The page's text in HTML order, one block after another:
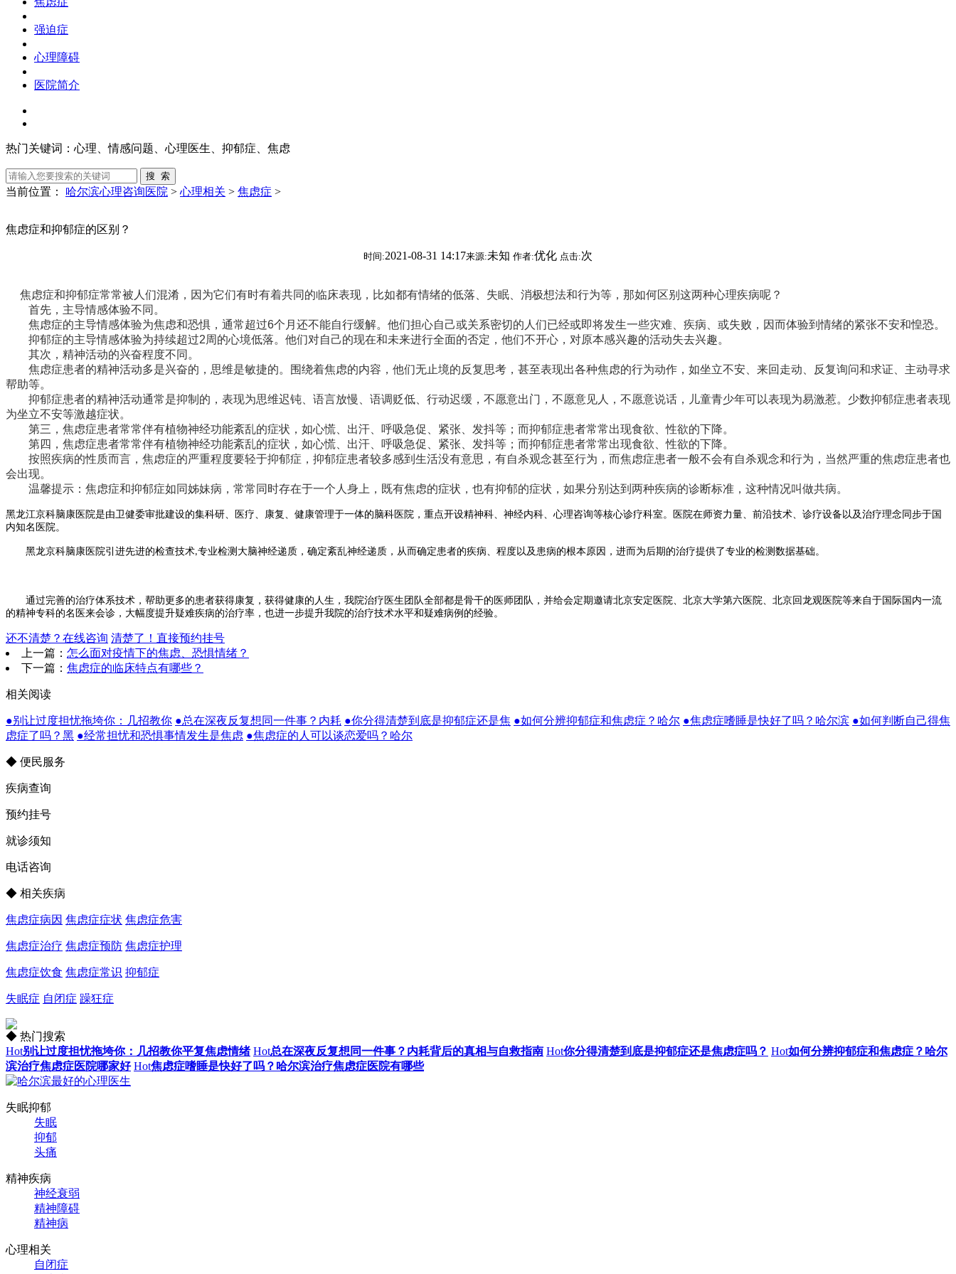
强迫症
心理障碍
医院简介
热门关键词： 心理、情感问题、心理医生、抑郁症、焦虑
当前位置： 哈尔滨心理咨询医院 > 心理相关 > 焦虑症 >
焦虑症和抑郁症的区别？
时间:2021-08-31 14:17来源:未知 作者:优化 点击:次
焦虑症和抑郁症常常被人们混淆，因为它们有时有着共同的临床表现，比如都有情绪的低落、失眠、消极想法和行为等，那如何区别这两种心理疾病呢？
首先，主导情感体验不同。
焦虑症的主导情感体验为焦虑和恐惧，通常超过6个月还不能自行缓解。他们担心自己或关系密切的人们已经或即将发生一些灾难、疾病、或失败，因而体验到情绪的紧张不安和惶恐。
抑郁症的主导情感体验为持续超过2周的心境低落。他们对自己的现在和未来进行全面的否定，他们不开心，对原本感兴趣的活动失去兴趣。
其次，精神活动的兴奋程度不同。
焦虑症患者的精神活动多是兴奋的，思维是敏捷的。围绕着焦虑的内容，他们无止境的反复思考，甚至表现出各种焦虑的行为动作，如坐立不安、来回走动、反复询问和求证、主动寻求
帮助等。
抑郁症患者的精神活动通常是抑制的，表现为思维迟钝、语言放慢、语调贬低、行动迟缓，不愿意出门，不愿意见人，不愿意说话，儿童青少年可以表现为易激惹。少数抑郁症患者表现
为坐立不安等激越症状。
第三，焦虑症患者常常伴有植物神经功能紊乱的症状，如心慌、出汗、呼吸急促、紧张、发抖等；而抑郁症患者常常出现食欲、性欲的下降。
第四，焦虑症患者常常伴有植物神经功能紊乱的症状，如心慌、出汗、呼吸急促、紧张、发抖等；而抑郁症患者常常出现食欲、性欲的下降。
按照疾病的性质而言，焦虑症的严重程度要轻于抑郁症，抑郁症患者较多感到生活没有意思，有自杀观念甚至行为，而焦虑症患者一般不会有自杀观念和行为，当然严重的焦虑症患者也
会出现。
温馨提示：焦虑症和抑郁症如同姊妹病，常常同时存在于一个人身上，既有焦虑的症状，也有抑郁的症状，如果分别达到两种疾病的诊断标准，这种情况叫做共病。
黑龙江京科脑康医院是由卫健委审批建设的集科研、医疗、康复、健康管理于一体的脑科医院，重点开设精神科、神经内科、心理咨询等核心诊疗科室。医院在师资力量、前沿技术、诊疗设备以及治疗理念同步于国
内知名医院。
黑龙京科脑康医院引进先进的检查技术,专业检测大脑神经递质，确定紊乱神经递质，从而确定患者的疾病、程度以及患病的根本原因，进而为后期的治疗提供了专业的检测数据基础。
通过完善的治疗体系技术，帮助更多的患者获得康复，获得健康的人生，我院治疗医生团队全部都是骨干的医师团队，并给会定期邀请北京安定医院、北京大学第六医院、北京回龙观医院等来自于国际国内一流
的精神专科的名医来会诊，大幅度提升疑难疾病的治疗率，也进一步提升我院的治疗技术水平和疑难病例的经验。
还不清楚？在线咨询 清楚了！直接预约挂号
上一篇： 怎么面对疫情下的焦虑、恐惧情绪？
下一篇： 焦虑症的临床特点有哪些？
相关阅读
●别让过度担忧拖垮你：几招教你 ●总在深夜反复想同一件事？内耗 ●你分得清楚到底是抑郁症还是焦 ●如何分辨抑郁症和焦虑症？哈尔 ●焦虑症嗜睡是快好了吗？哈尔滨 ●如何判断自己得焦
虑症了吗？黑 ●经常担忧和恐惧事情发生是焦虑 ●焦虑症的人可以谈恋爱吗？哈尔
◆ 便民服务
疾病查询
预约挂号
就诊须知
电话咨询
◆ 相关疾病
焦虑症病因 焦虑症症状 焦虑症危害
焦虑症治疗 焦虑症预防 焦虑症护理
焦虑症饮食 焦虑症常识 抑郁症
失眠症 自闭症 躁狂症
◆ 热门搜索
Hot别让过度担忧拖垮你：几招教你平复焦虑情绪 Hot总在深夜反复想同一件事？内耗背后的真相与自救指南 Hot你分得清楚到底是抑郁症还是焦虑症吗？ Hot如何分辨抑郁症和焦虑症？哈尔
滨治疗焦虑症医院哪家好 Hot焦虑症嗜睡是快好了吗？哈尔滨治疗焦虑症医院有哪些
失眠抑郁
失眠
抑郁
头痛
精神疾病
神经衰弱
精神障碍
精神病
心理相关
自闭症